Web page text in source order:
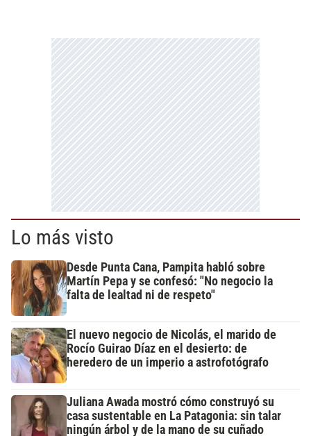
Lo más visto
Desde Punta Cana, Pampita habló sobre
Martín Pepa y se confesó: "No negocio la
falta de lealtad ni de respeto"
El nuevo negocio de Nicolás, el marido de
Rocío Guirao Díaz en el desierto: de
heredero de un imperio a astrofotógrafo
Juliana Awada mostró cómo construyó su
casa sustentable en La Patagonia: sin talar
ningún árbol y de la mano de su cuñado